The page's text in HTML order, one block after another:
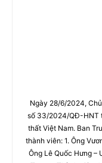
Ngày 28/6/2024,
số 33/2024/QĐ-HNT
thất Việt Nam. Ban
thành viên: 1. Ông
Ông Lê Quốc Hưng –